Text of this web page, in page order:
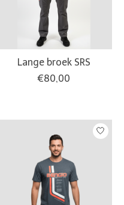
Lange broek SRS
€80,00